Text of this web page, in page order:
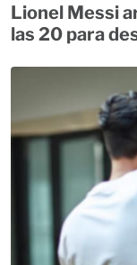
Lionel Messi
las 20 para